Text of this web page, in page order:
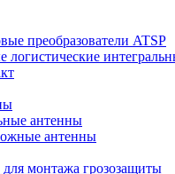
преобразователи ATSP
антенны
антенны
монтажа грозозащиты